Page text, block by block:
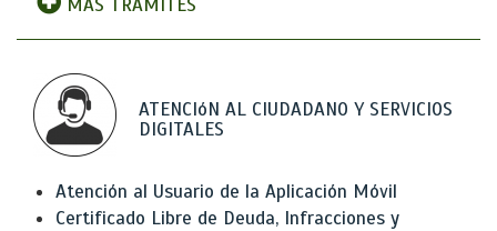
MÁS TRÁMITES
ATENCIóN AL CIUDADANO Y SERVICIOS
DIGITALES
Atención al Usuario de la Aplicación Móvil
Certificado Libre de Deuda, Infracciones y